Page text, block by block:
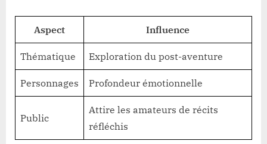
Aspect Influence
Thématique Exploration du post-aventure
Personnages Profondeur émotionnelle
Public
Attire les amateurs de récits
réfléchis